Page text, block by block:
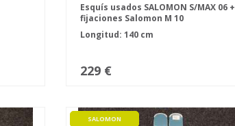
Esquís usados SALOMON S/MAX 06 +
fijaciones Salomon M 10
Longitud: 140 cm
229 €
SALOMON